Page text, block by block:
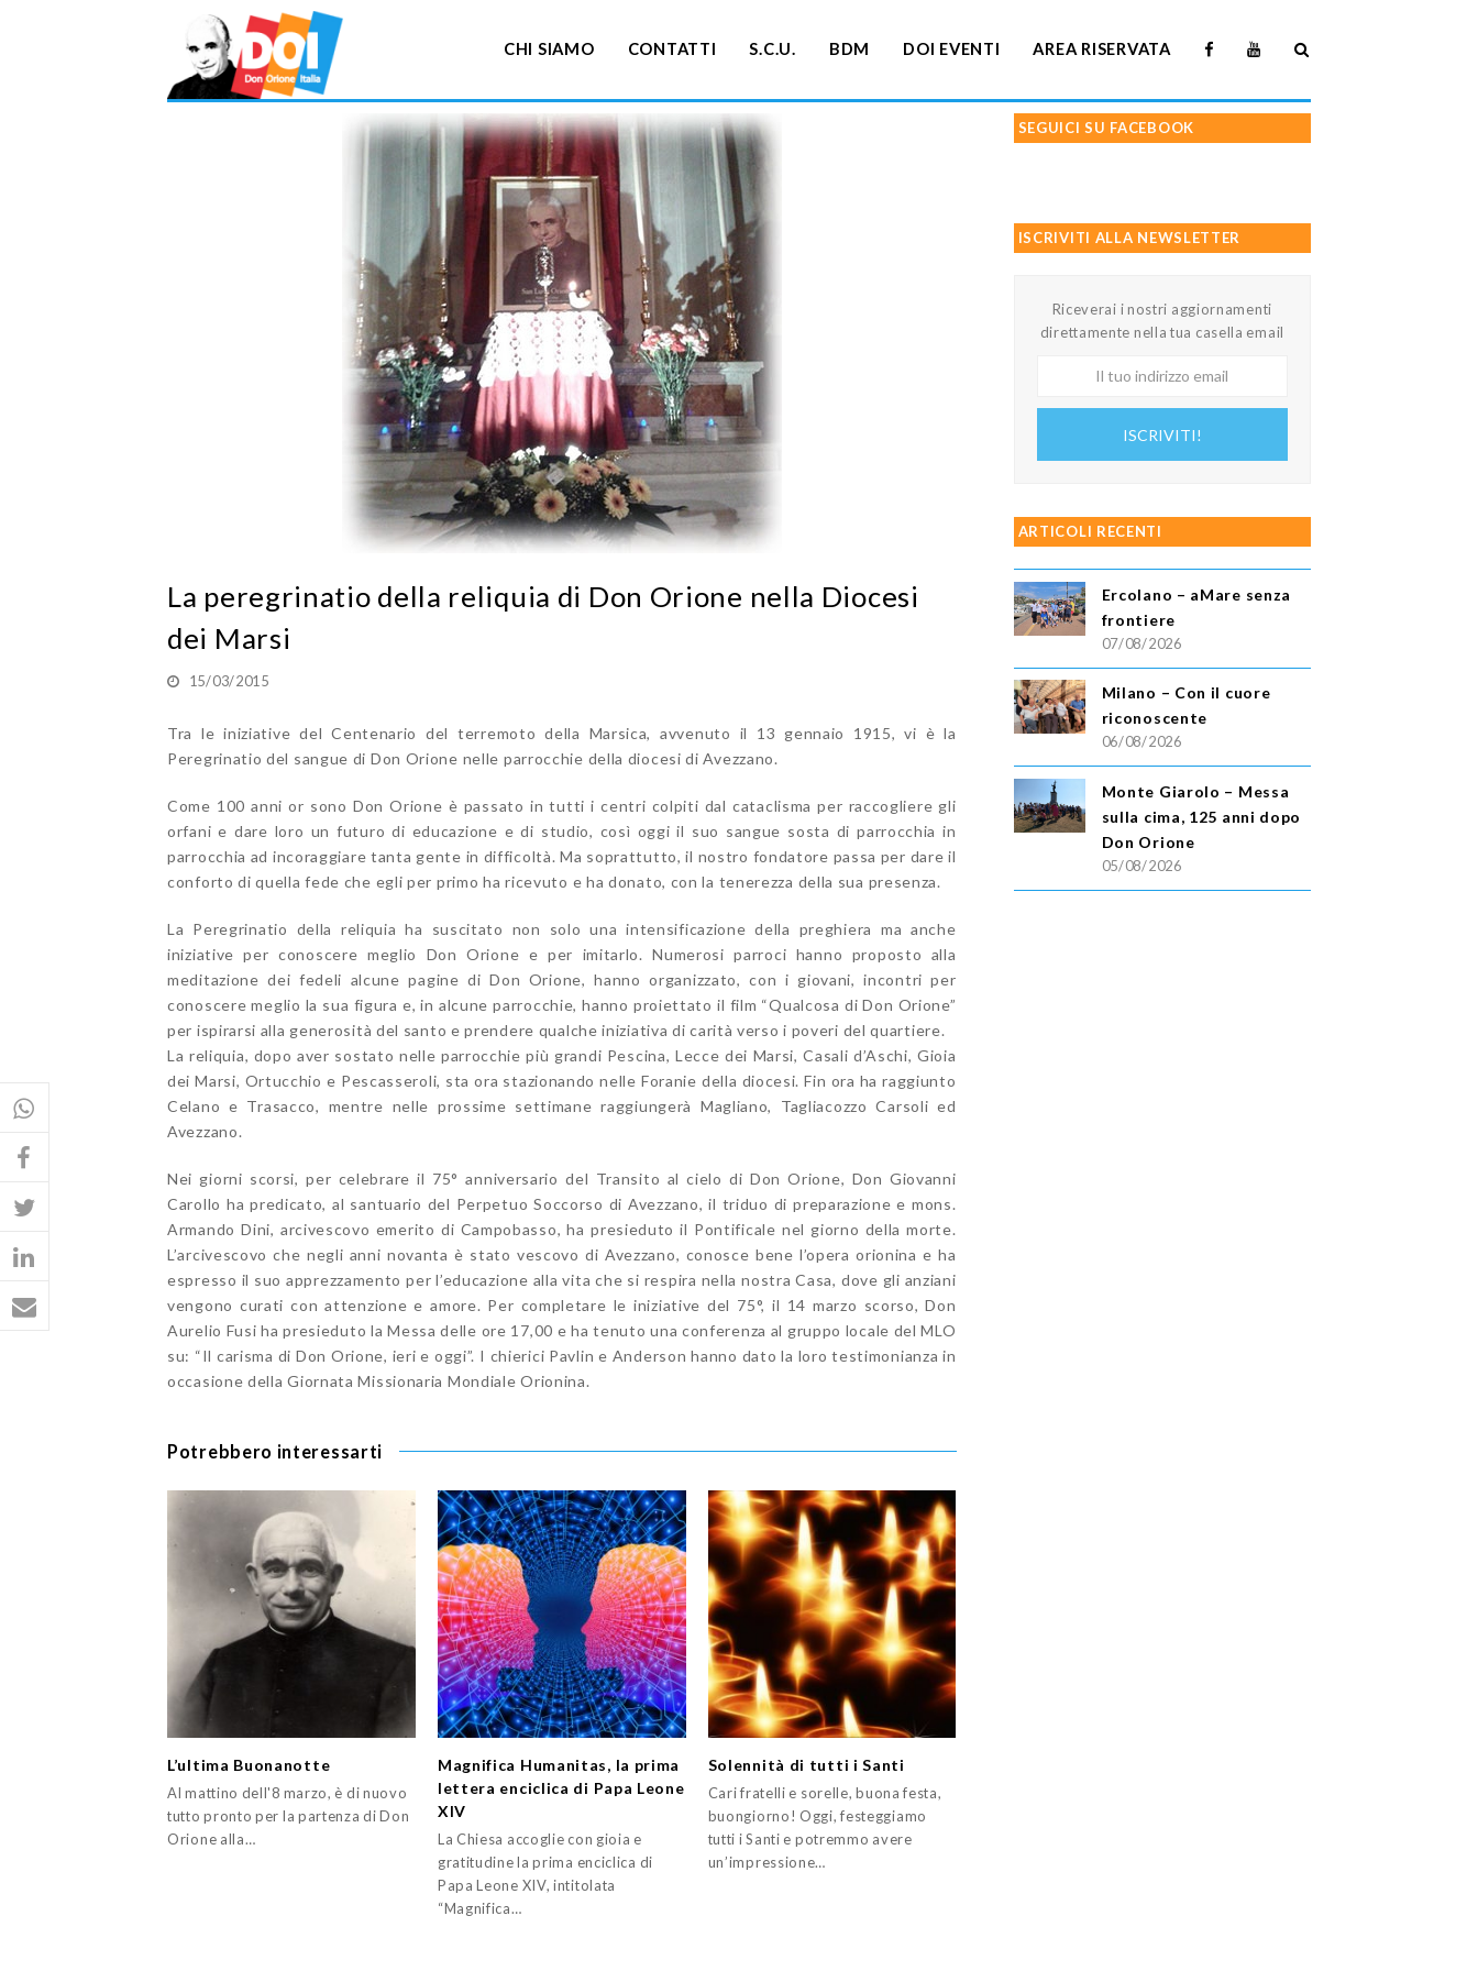
CHI SIAMO CONTATTI S.C.U. BDM DOI EVENTI AREA RISERVATA
La peregrinatio della reliquia di Don Orione nella Diocesi
dei Marsi
15/03/2015
Tra le iniziative del Centenario del terremoto della Marsica, avvenuto il 13 gennaio 1915, vi è la
Peregrinatio del sangue di Don Orione nelle parrocchie della diocesi di Avezzano.
Come 100 anni or sono Don Orione è passato in tutti i centri colpiti dal cataclisma per raccogliere gli
orfani e dare loro un futuro di educazione e di studio, così oggi il suo sangue sosta di parrocchia in
parrocchia ad incoraggiare tanta gente in difficoltà. Ma soprattutto, il nostro fondatore passa per dare il
conforto di quella fede che egli per primo ha ricevuto e ha donato, con la tenerezza della sua presenza.
La Peregrinatio della reliquia ha suscitato non solo una intensificazione della preghiera ma anche
iniziative per conoscere meglio Don Orione e per imitarlo. Numerosi parroci hanno proposto alla
meditazione dei fedeli alcune pagine di Don Orione, hanno organizzato, con i giovani, incontri per
conoscere meglio la sua figura e, in alcune parrocchie, hanno proiettato il film “Qualcosa di Don Orione”
per ispirarsi alla generosità del santo e prendere qualche iniziativa di carità verso i poveri del quartiere.
La reliquia, dopo aver sostato nelle parrocchie più grandi Pescina, Lecce dei Marsi, Casali d’Aschi, Gioia
dei Marsi, Ortucchio e Pescasseroli, sta ora stazionando nelle Foranie della diocesi. Fin ora ha raggiunto
Celano e Trasacco, mentre nelle prossime settimane raggiungerà Magliano, Tagliacozzo Carsoli ed
Avezzano.
Nei giorni scorsi, per celebrare il 75° anniversario del Transito al cielo di Don Orione, Don Giovanni
Carollo ha predicato, al santuario del Perpetuo Soccorso di Avezzano, il triduo di preparazione e mons.
Armando Dini, arcivescovo emerito di Campobasso, ha presieduto il Pontificale nel giorno della morte.
L’arcivescovo che negli anni novanta è stato vescovo di Avezzano, conosce bene l’opera orionina e ha
espresso il suo apprezzamento per l’educazione alla vita che si respira nella nostra Casa, dove gli anziani
vengono curati con attenzione e amore. Per completare le iniziative del 75°, il 14 marzo scorso, Don
Aurelio Fusi ha presieduto la Messa delle ore 17,00 e ha tenuto una conferenza al gruppo locale del MLO
su: “Il carisma di Don Orione, ieri e oggi”. I chierici Pavlin e Anderson hanno dato la loro testimonianza in
occasione della Giornata Missionaria Mondiale Orionina.
Potrebbero interessarti
L’ultima Buonanotte
Al mattino dell'8 marzo, è di nuovo
tutto pronto per la partenza di Don
Orione alla…
Magnifica Humanitas, la prima
lettera enciclica di Papa Leone
XIV
La Chiesa accoglie con gioia e
gratitudine la prima enciclica di
Papa Leone XIV, intitolata
“Magnifica…
Solennità di tutti i Santi
Cari fratelli e sorelle, buona festa,
buongiorno! Oggi, festeggiamo
tutti i Santi e potremmo avere
un’impressione…
SEGUICI SU FACEBOOK
ISCRIVITI ALLA NEWSLETTER
Riceverai i nostri aggiornamenti
direttamente nella tua casella email
ISCRIVITI!
ARTICOLI RECENTI
Ercolano – aMare senza
frontiere
07/08/2026
Milano – Con il cuore
riconoscente
06/08/2026
Monte Giarolo – Messa
sulla cima, 125 anni dopo
Don Orione
05/08/2026